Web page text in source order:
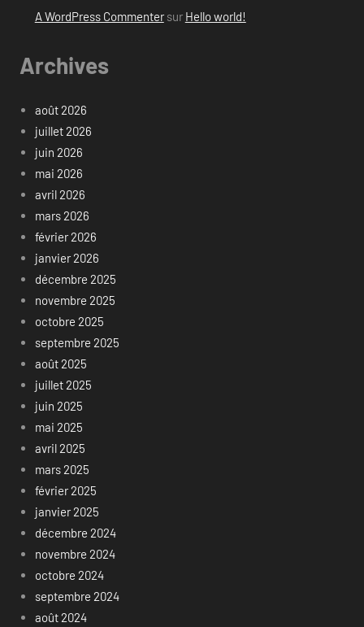
A WordPress Commentersur Hello world!
Archives
août 2026
juillet 2026
juin 2026
mai 2026
avril 2026
mars 2026
février 2026
janvier 2026
décembre 2025
novembre 2025
octobre 2025
septembre 2025
août 2025
juillet 2025
juin 2025
mai 2025
avril 2025
mars 2025
février 2025
janvier 2025
décembre 2024
novembre 2024
octobre 2024
septembre 2024
août 2024